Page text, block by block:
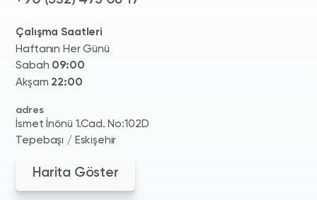
Çalışma Saatleri
Haftanın Her Günü
Sabah 09:00
Akşam 22:00
adres
İsmet İnönü 1.Cad. No:102D
Tepebaşı / Eskişehir
Harita Göster